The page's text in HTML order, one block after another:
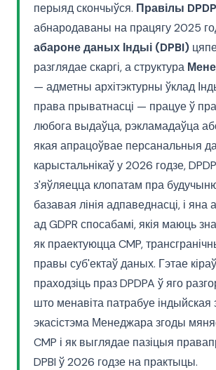
перыяд скончыўся. Правілы DPDP
абнародаваны на працягу 2025
абароне даных Індыі (DPBI)
разглядае скаргі, а структура
— адметны архітэктурны ўклад
права прыватнасці — працуе ў
любога выдаўца, рэкламадаўца
якая апрацоўвае персанальныя
карыстальнікаў у 2026 годзе,
з'яўляецца клопатам пра
базавая лінія адпаведнасці, і яна
ад GDPR спосабамі, якія маюць
як праектуюцца CMP,
правы суб'ектаў даных. Гэтае
праходзіць праз DPDPA ў яго
што менавіта патрабуе індыйская
экасістэма Менеджара згоды
CMP і як выглядае пазіцыя
DPBI ў 2026 годзе на практыцы.